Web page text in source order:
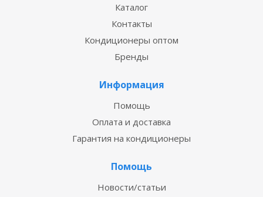
Каталог
Контакты
Кондиционеры оптом
Бренды
Информация
Помощь
Оплата и доставка
Гарантия на кондиционеры
Помощь
Новости/статьи